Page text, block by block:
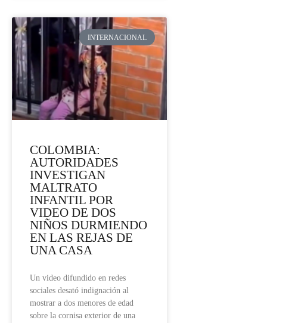
INTERNACIONAL
COLOMBIA:
AUTORIDADES
INVESTIGAN
MALTRATO
INFANTIL POR
VIDEO DE DOS
NIÑOS DURMIENDO
EN LAS REJAS DE
UNA CASA
Un video difundido en redes
sociales desató indignación al
mostrar a dos menores de edad
sobre la cornisa exterior de una